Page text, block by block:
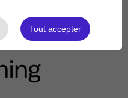
Tout accepter